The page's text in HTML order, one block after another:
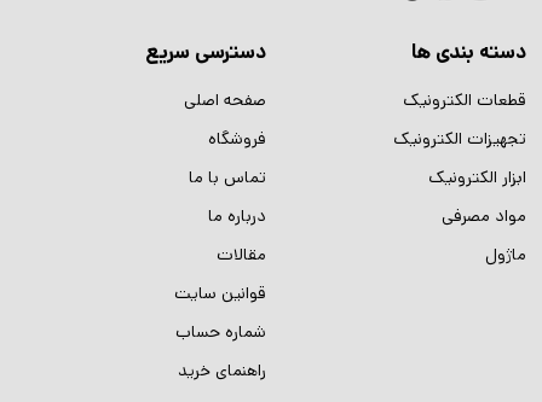
دسته بندی ها
قطعات الکترونیک
تجهیزات الکترونیک
ابزار الکترونیک
مواد مصرفی
ماژول
دسترسی سریع
صفحه اصلی
فروشگاه
تماس با ما
درباره ما
مقالات
قوانین سایت
شماره حساب
راهنمای خرید